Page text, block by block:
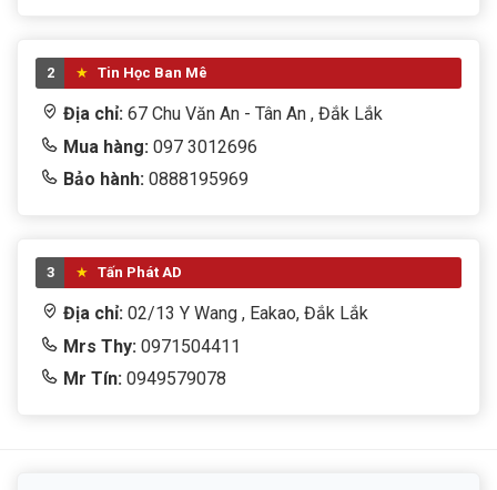
2 Tin Học Ban Mê
Địa chỉ: 67 Chu Văn An - Tân An , Đắk Lắk
Mua hàng: 097 3012696
Bảo hành: 0888195969
3 Tấn Phát AD
Địa chỉ: 02/13 Y Wang , Eakao, Đắk Lắk
Mrs Thy: 0971504411
Mr Tín: 0949579078